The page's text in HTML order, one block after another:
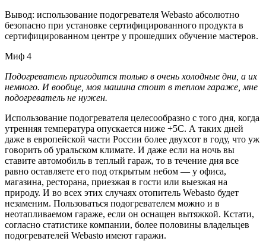
Вывод: использование подогревателя Webasto абсолютно
безопасно при установке сертифицированного продукта в
сертифицированном центре у прошедших обучение мастеров.
Миф 4
Подогреватель пригодится только в очень холодные дни, а их
немного. И вообще, моя машина стоит в теплом гараже, мне
подогреватель не нужен.
Использование подогревателя целесообразно с того дня, когда
утренняя температура опускается ниже +5С. А таких дней
даже в европейской части России более двухсот в году, что уж
говорить об уральском климате. И даже если на ночь вы
ставите автомобиль в теплый гараж, то в течение дня все
равно оставляете его под открытым небом — у офиса,
магазина, ресторана, приезжая в гости или выезжая на
природу. И во всех этих случаях отопитель Webasto будет
незаменим. Пользоваться подогревателем можно и в
неотапливаемом гараже, если он оснащен вытяжкой. Кстати,
согласно статистике компании, более половины владельцев
подогревателей Webasto имеют гаражи.